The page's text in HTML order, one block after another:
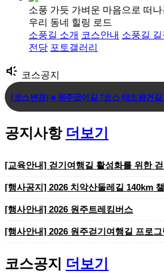
소풍 가듯 가벼운 마음으로 떠나
우리 동네 힐링 로드
소풍길 소개 코스안내 소풍길 길
전당 포토갤러리
brand_awareness 코스공지
[코스변경] ■ 원주굽이길 7코스 태조왕건길
[코스변경] ■ 원주굽이길 3코스 회촌달맞이
[임시코스변경] ■ 원주굽이길 18코스 반계
공지사항 더보기
[교육안내] 걷기여행길 활성화를 위한
​​​​​​​[행사공지] 2026 치악산둘레길 140km 챌
[행사안내] 2026 원주트레킹버스
[행사안내] 2026 원주걷기여행길 프로그
코스공지 더보기